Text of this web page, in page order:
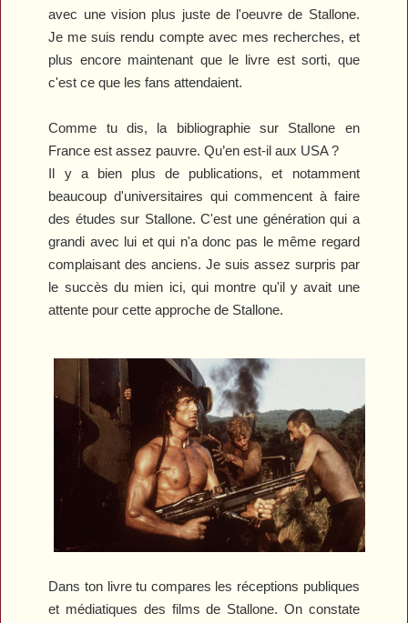
avec une vision plus juste de l'oeuvre de Stallone.
Je me suis rendu compte avec mes recherches, et
plus encore maintenant que le livre est sorti, que
c'est ce que les fans attendaient.
Comme tu dis, la bibliographie sur Stallone en
France est assez pauvre. Qu’en est-il aux USA ?
Il y a bien plus de publications, et notamment
beaucoup d'universitaires qui commencent à faire
des études sur Stallone. C'est une génération qui a
grandi avec lui et qui n'a donc pas le même regard
complaisant des anciens.Je suis assez surpris par
le succès du mien ici, qui montre qu'il y avait une
attente pour cette approche de Stallone.
Dans ton livre tu compares les réceptions publiques
et médiatiques des films de Stallone. On constate